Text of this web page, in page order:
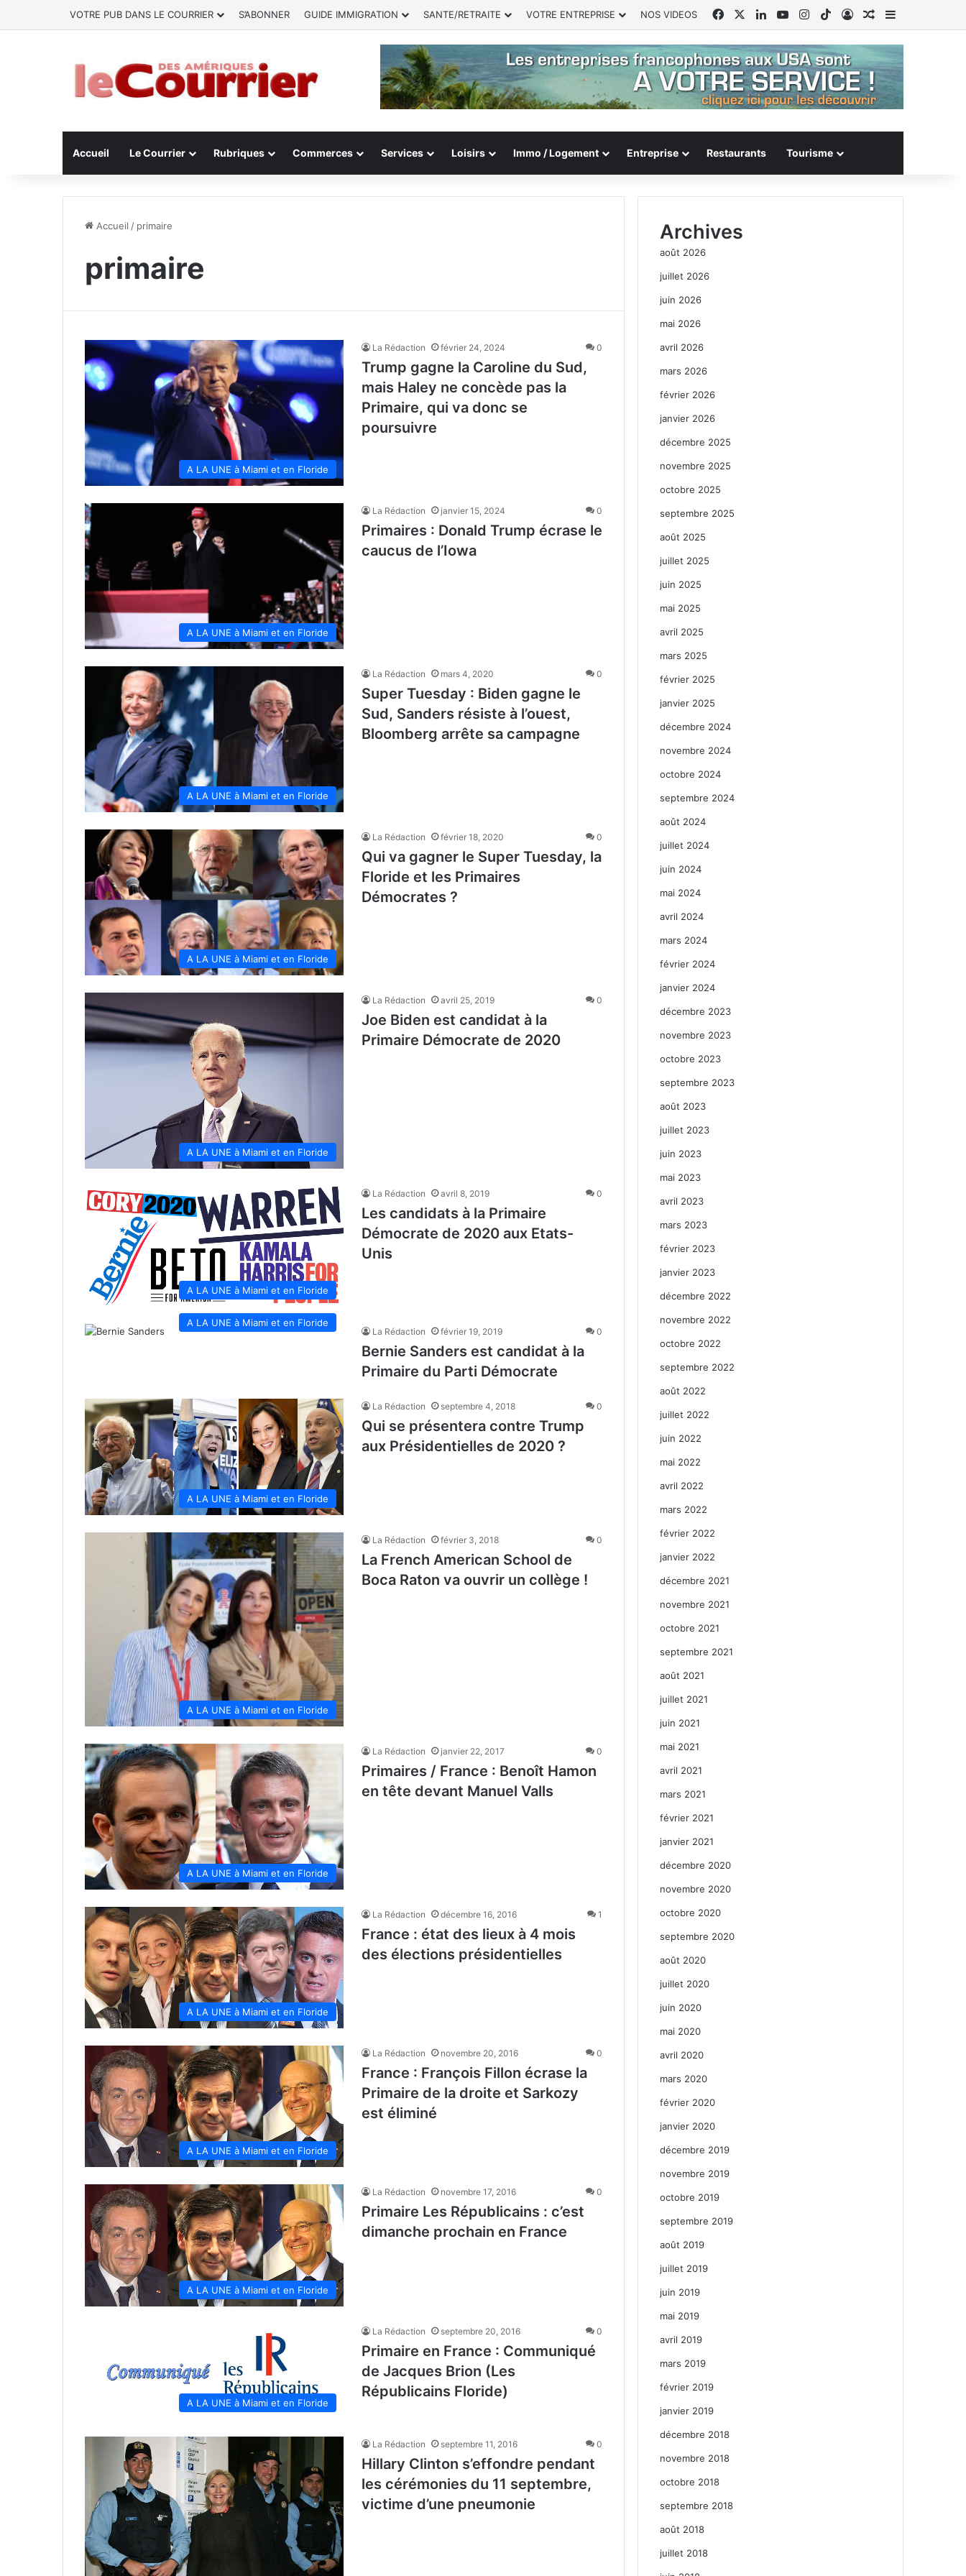
VOTRE PUB DANS LE COURRIER S’ABONNER GUIDE IMMIGRATION SANTE/RETRAITE VOTRE ENTREPRISE NOS VIDEOS FacebookLinkedinYouTubeInstagram
TikTokConnexion
Article Aléatoire
Sidebar
Accueil Le Courrier Rubriques Commerces Services Loisirs Immo / Logement Entreprise Restaurants Tourisme
Accueil / primaire
primaire
A LA UNE à Miami et en Floride
La Rédaction février 24, 2024 0
Trump gagne la Caroline du Sud,
mais Haley ne concède pas la
Primaire, qui va donc se
poursuivre
A LA UNE à Miami et en Floride
La Rédaction janvier 15, 2024 0
Primaires : Donald Trump écrase le
caucus de l’Iowa
A LA UNE à Miami et en Floride
La Rédaction mars 4, 2020 0
Super Tuesday : Biden gagne le
Sud, Sanders résiste à l’ouest,
Bloomberg arrête sa campagne
A LA UNE à Miami et en Floride
La Rédaction février 18, 2020 0
Qui va gagner le Super Tuesday, la
Floride et les Primaires
Démocrates ?
A LA UNE à Miami et en Floride
La Rédaction avril 25, 2019 0
Joe Biden est candidat à la
Primaire Démocrate de 2020
A LA UNE à Miami et en Floride
La Rédaction avril 8, 2019 0
Les candidats à la Primaire
Démocrate de 2020 aux Etats-
Unis
A LA UNE à Miami et en Floride
La Rédaction février 19, 2019 0
Bernie Sanders est candidat à la
Primaire du Parti Démocrate
A LA UNE à Miami et en Floride
La Rédaction septembre 4, 2018 0
Qui se présentera contre Trump
aux Présidentielles de 2020 ?
A LA UNE à Miami et en Floride
La Rédaction février 3, 2018 0
La French American School de
Boca Raton va ouvrir un collège !
A LA UNE à Miami et en Floride
La Rédaction janvier 22, 2017 0
Primaires / France : Benoît Hamon
en tête devant Manuel Valls
A LA UNE à Miami et en Floride
La Rédaction décembre 16, 2016 1
France : état des lieux à 4 mois
des élections présidentielles
A LA UNE à Miami et en Floride
La Rédaction novembre 20, 2016 0
France : François Fillon écrase la
Primaire de la droite et Sarkozy
est éliminé
A LA UNE à Miami et en Floride
La Rédaction novembre 17, 2016 0
Primaire Les Républicains : c’est
dimanche prochain en France
A LA UNE à Miami et en Floride
La Rédaction septembre 20, 2016 0
Primaire en France : Communiqué
de Jacques Brion (Les
Républicains Floride)
La Rédaction septembre 11, 2016 0
Hillary Clinton s’effondre pendant
les cérémonies du 11 septembre,
victime d’une pneumonie
Archives
août 2026
juillet 2026
juin 2026
mai 2026
avril 2026
mars 2026
février 2026
janvier 2026
décembre 2025
novembre 2025
octobre 2025
septembre 2025
août 2025
juillet 2025
juin 2025
mai 2025
avril 2025
mars 2025
février 2025
janvier 2025
décembre 2024
novembre 2024
octobre 2024
septembre 2024
août 2024
juillet 2024
juin 2024
mai 2024
avril 2024
mars 2024
février 2024
janvier 2024
décembre 2023
novembre 2023
octobre 2023
septembre 2023
août 2023
juillet 2023
juin 2023
mai 2023
avril 2023
mars 2023
février 2023
janvier 2023
décembre 2022
novembre 2022
octobre 2022
septembre 2022
août 2022
juillet 2022
juin 2022
mai 2022
avril 2022
mars 2022
février 2022
janvier 2022
décembre 2021
novembre 2021
octobre 2021
septembre 2021
août 2021
juillet 2021
juin 2021
mai 2021
avril 2021
mars 2021
février 2021
janvier 2021
décembre 2020
novembre 2020
octobre 2020
septembre 2020
août 2020
juillet 2020
juin 2020
mai 2020
avril 2020
mars 2020
février 2020
janvier 2020
décembre 2019
novembre 2019
octobre 2019
septembre 2019
août 2019
juillet 2019
juin 2019
mai 2019
avril 2019
mars 2019
février 2019
janvier 2019
décembre 2018
novembre 2018
octobre 2018
septembre 2018
août 2018
juillet 2018